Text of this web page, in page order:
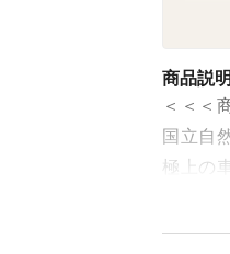
なり
商品説明
＜＜＜
国立自
極上の
養殖場